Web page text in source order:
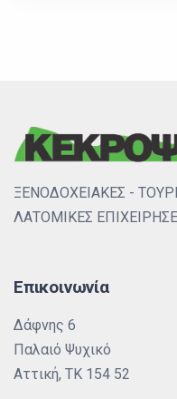
ΞΕΝΟΔΟΧΕΙΑΚΕΣ -
ΛΑΤΟΜΙΚΕΣ
Επικοινωνία
Δάφνης 6
Παλαιό Ψυχικό
Αττική, ΤΚ 154 52